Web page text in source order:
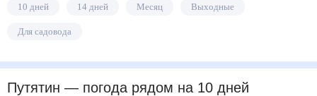
10 дней 14 дней Месяц Выходные
Для садовода
Путятин — погода рядомна 10 дней